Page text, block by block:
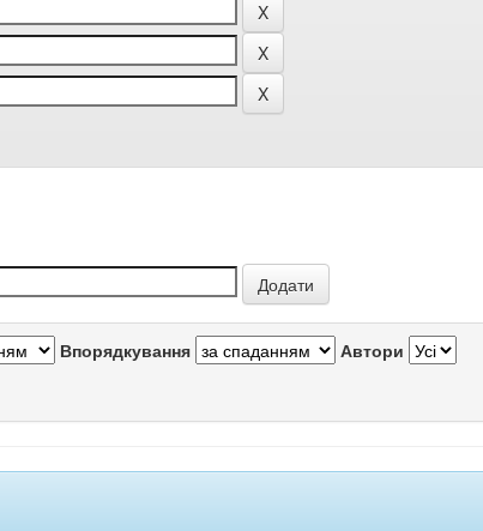
Впорядкування Автори